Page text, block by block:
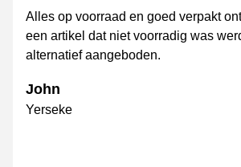
Alles op voorraad en goed verpakt
een artikel dat niet voorradig was
alternatief aangeboden.
John
Yerseke